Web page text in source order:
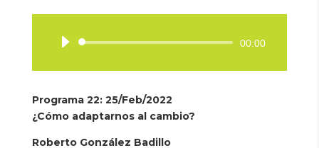
Reproductor
audio
00:00
Programa 22: 25/Feb/2022
¿Cómo adaptarnos al cambio?
Roberto González Badillo